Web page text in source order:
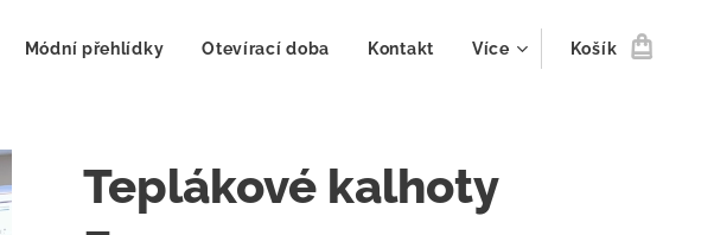
Módní přehlídky Otevírací doba Kontakt Více Košík
Teplákové kalhoty